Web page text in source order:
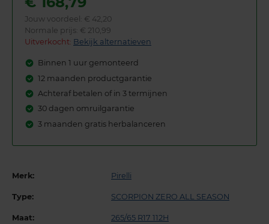
Jouw voordeel: € 42,20
Normale prijs: € 210,99
Uitverkocht: Bekijk alternatieven
Binnen 1 uur gemonteerd
12 maanden productgarantie
Achteraf betalen of in 3 termijnen
30 dagen omruilgarantie
3 maanden gratis herbalanceren
Merk: Pirelli
Type: SCORPION ZERO ALL SEASON
Maat: 265/65 R17 112H